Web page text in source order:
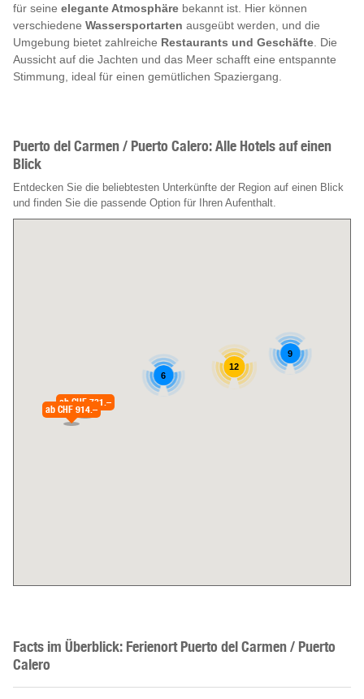
für seine elegante Atmosphäre bekannt ist. Hier können
verschiedene Wassersportarten ausgeübt werden, und die
Umgebung bietet zahlreiche Restaurants und Geschäfte . Die
Aussicht auf die Jachten und das Meer schafft eine entspannte
Stimmung, ideal für einen gemütlichen Spaziergang.
Puerto del Carmen / Puerto Calero: Alle Hotels auf einen
Blick
Entdecken Sie die beliebtesten Unterkünfte der Region auf einen Blick
und finden Sie die passende Option für Ihren Aufenthalt.
12
9
6
ab CHF 731.–
ab CHF 914.–
Facts im Überblick: Ferienort Puerto del Carmen / Puerto
Calero